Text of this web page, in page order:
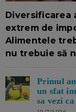
Diversificarea
extrem de
Alimentele
nu trebuie să
Primul
un sfat
sa vezi